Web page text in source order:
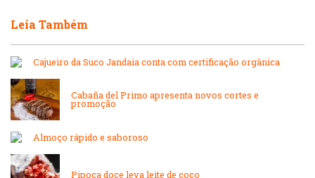
Japonesa e Oriental
Lanchonetes
Lanchonetes
Leia Também
Cajueiro da Suco Jandaia conta com certificação orgânica
Cabaña del Primo apresenta novos cortes e
promoção
Almoço rápido e saboroso
Pipoca doce leva leite de coco